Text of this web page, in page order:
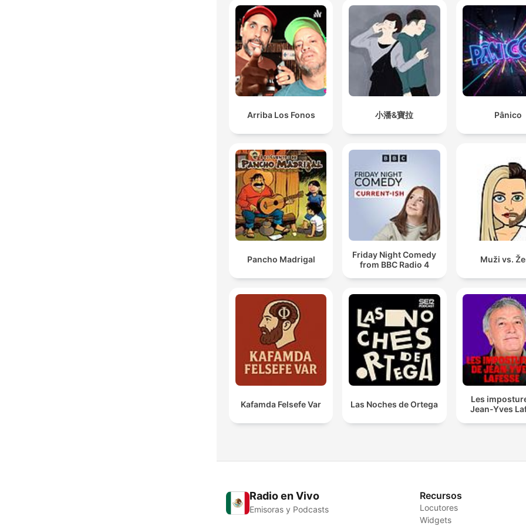
Arriba Los Fonos 小潘&寶拉 Pânico
Pancho Madrigal
Friday Night Comedy
from BBC Radio 4
Muži vs.
Kafamda Felsefe Var Las Noches de Ortega
Les
Jean-Yves
Radio en Vivo
Emisoras y Podcasts
Recursos
Locutores
Widgets